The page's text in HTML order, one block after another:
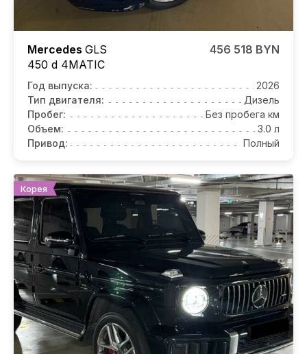
Mercedes GLS
450 d 4MATIC
456 518 BYN
Год выпуска:
2026
Тип двигателя:
Дизель
Пробег:
Без пробега км
Объем:
3.0 л
Привод:
Полный
Корея